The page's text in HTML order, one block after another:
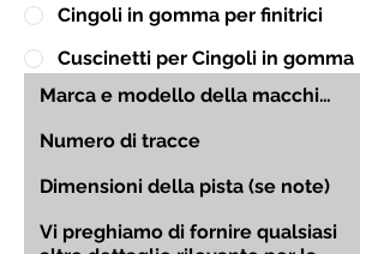
Cingoli in gomma per finitrici
Cuscinetti per Cingoli in gomma